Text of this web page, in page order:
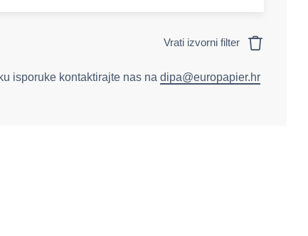
Vrati izvorni filter
isporuke kontaktirajte nas na dipa@europapier.hr